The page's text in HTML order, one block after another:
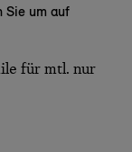
Sie um auf
für mtl. nur